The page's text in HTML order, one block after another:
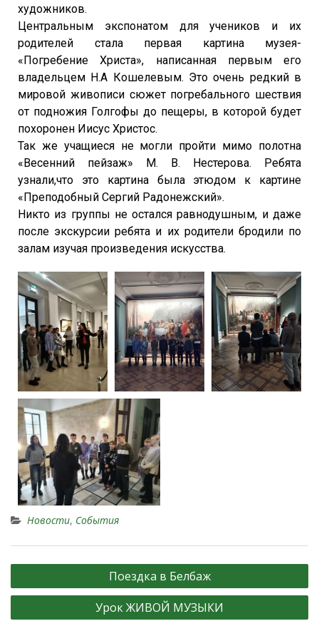
художников.
Центральным экспонатом для учеников и их
родителей стала первая картина музея-
«Погребение Христа», написанная первым его
владельцем Н.А Кошелевым. Это очень редкий в
мировой живописи сюжет погребального шествия
от подножия Голгофы до пещеры, в которой будет
похоронен Иисус Христос.
Так же учащиеся не могли пройти мимо полотна
«Весенний пейзаж» М. В. Нестерова. Ребята
узнали,что это картина была этюдом к картине
«Преподобный Сергий Радонежский».
Никто из группы не остался равнодушным, и даже
после экскурсии ребята и их родители бродили по
залам изучая произведения искусства.
Новости, События
Поездка в Белбаж
Урок ЖИВОЙ МУЗЫКИ